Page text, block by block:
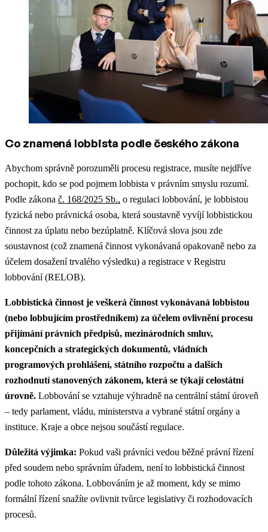
Co znamená lobbista podle českého zákona
Abychom správně porozuměli procesu registrace, musíte nejdříve
pochopit, kdo se pod pojmem lobbista v právním smyslu rozumí.
Podle zákona č. 168/2025 Sb., o regulaci lobbování, je lobbistou
fyzická nebo právnická osoba, která soustavně vyvíjí lobbistickou
činnost za úplatu nebo bezúplatně. Klíčová slova jsou zde
soustavnost (což znamená činnost vykonávaná opakovaně nebo za
účelem dosažení trvalého výsledku) a registrace v Registru
lobbování (RELOB).
Lobbistická činnost je veškerá činnost vykonávaná lobbistou
(nebo lobbujícím prostředníkem) za účelem ovlivnění procesu
přijímání právních předpisů, mezinárodních smluv,
koncepčních a strategických dokumentů, vládních
programových prohlášení, státního rozpočtu a dalších
rozhodnutí stanovených zákonem, která se týkají celostátní
úrovně. Lobbování se vztahuje výhradně na centrální státní úroveň
– tedy parlament, vládu, ministerstva a vybrané státní orgány a
instituce. Kraje a obce nejsou součástí regulace.
Důležitá výjimka: Pokud vaši právníci vedou běžné právní řízení
před soudem nebo správním úřadem, není to lobbistická činnost
podle tohoto zákona. Lobbováním je až moment, kdy se mimo
formální řízení snažíte ovlivnit tvůrce legislativy či rozhodovacích
procesů.